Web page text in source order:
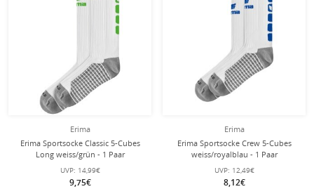
Erima
Erima Sportsocke Classic 5-Cubes
Long weiss/grün - 1 Paar
UVP: 14,99€
9,75€
Erima
Erima Sportsocke Crew 5-Cubes
weiss/royalblau - 1 Paar
UVP: 12,49€
8,12€